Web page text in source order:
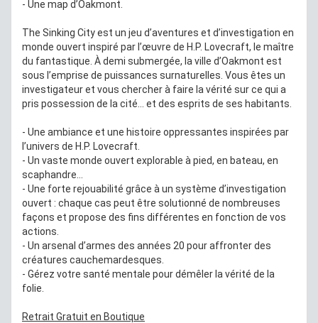
- Une map d’Oakmont.
The Sinking City est un jeu d’aventures et d’investigation en
monde ouvert inspiré par l’œuvre de H.P. Lovecraft, le maître
du fantastique. À demi submergée, la ville d’Oakmont est
sous l’emprise de puissances surnaturelles. Vous êtes un
investigateur et vous chercher à faire la vérité sur ce qui a
pris possession de la cité… et des esprits de ses habitants.
- Une ambiance et une histoire oppressantes inspirées par
l’univers de H.P. Lovecraft.
- Un vaste monde ouvert explorable à pied, en bateau, en
scaphandre…
- Une forte rejouabilité grâce à un système d’investigation
ouvert : chaque cas peut être solutionné de nombreuses
façons et propose des fins différentes en fonction de vos
actions.
- Un arsenal d’armes des années 20 pour affronter des
créatures cauchemardesques.
- Gérez votre santé mentale pour démêler la vérité de la
folie.
Retrait Gratuit en Boutique